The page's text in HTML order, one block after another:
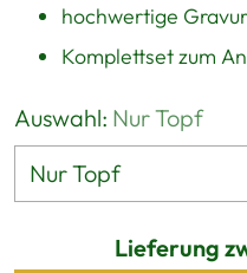
hochwertige Gravur
Komplettset zum
Auswahl: Nur Topf
Lieferung